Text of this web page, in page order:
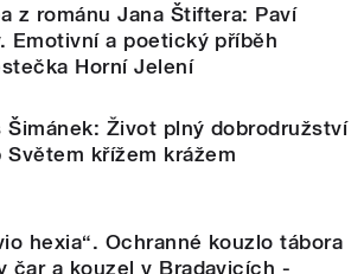
z románu Jana Štiftera: Paví
Emotivní a poetický příběh
Horní Jelení
Šimánek: Život plný dobrodružství
Světem křížem krážem
hexia“. Ochranné kouzlo tábora
čar a kouzel v Bradavicích -